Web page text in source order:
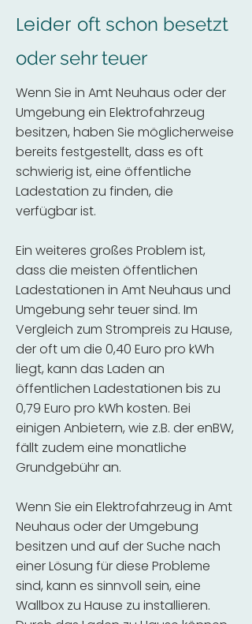
Leider oft schon besetzt
oder sehr teuer
Wenn Sie in Amt Neuhaus oder der
Umgebung ein Elektrofahrzeug
besitzen, haben Sie möglicherweise
bereits festgestellt, dass es oft
schwierig ist, eine öffentliche
Ladestation zu finden, die
verfügbar ist.
Ein weiteres großes Problem ist,
dass die meisten öffentlichen
Ladestationen in Amt Neuhaus und
Umgebung sehr teuer sind. Im
Vergleich zum Strompreis zu Hause,
der oft um die 0,40 Euro pro kWh
liegt, kann das Laden an
öffentlichen Ladestationen bis zu
0,79 Euro pro kWh kosten. Bei
einigen Anbietern, wie z.B. der enBW,
fällt zudem eine monatliche
Grundgebühr an.
Wenn Sie ein Elektrofahrzeug in Amt
Neuhaus oder der Umgebung
besitzen und auf der Suche nach
einer Lösung für diese Probleme
sind, kann es sinnvoll sein, eine
Wallbox zu Hause zu installieren.